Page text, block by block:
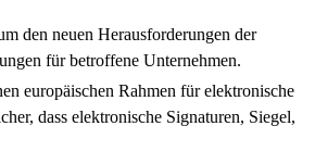
den neuen Herausforderungen der
für betroffene Unternehmen.
europäischen Rahmen für elektronische
dass elektronische Signaturen, Siegel,